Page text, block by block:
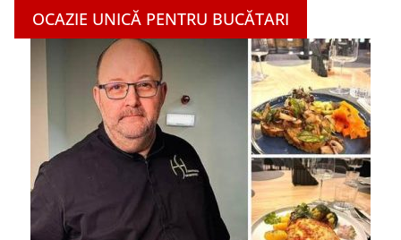
OCAZIE UNICĂ PENTRU BUCĂTARI